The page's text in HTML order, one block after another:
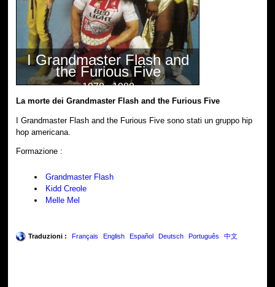
I Grandmaster Flash and
the Furious Five
1978 - 1988
La morte dei Grandmaster Flash and the Furious Five
I Grandmaster Flash and the Furious Five sono stati un gruppo hip
hop americana.
Formazione :
Grandmaster Flash
Kidd Creole
Melle Mel
Traduzioni : Français English Español Deutsch Português 中文